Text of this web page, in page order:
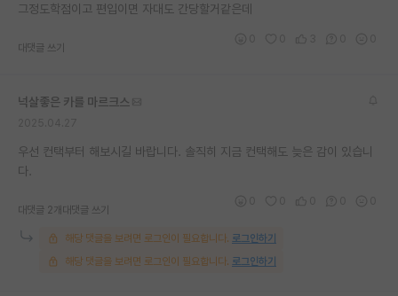
그정도학점이고 편입이면 자대도 간당할거같은데
대댓글 쓰기
넉살좋은 카를 마르크스
우선 컨택부터 해보시길 바랍니다. 솔직히 지금 컨택해도 늦은 감이 있습니
다.
대댓글 2개 대댓글 쓰기
해당 댓글을 보려면 로그인이 필요합니다. 로그인하기
해당 댓글을 보려면 로그인이 필요합니다. 로그인하기